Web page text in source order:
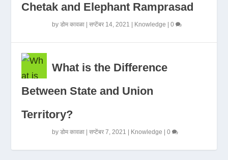
Chetak and Elephant Ramprasad
byडोम कावळा |सप्टेंबर 14, 2021 Knowledge |0
What is the Difference
Between State and Union
Territory?
byडोम कावळा |सप्टेंबर 7, 2021 Knowledge |0